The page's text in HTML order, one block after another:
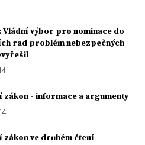
Vládní výbor pro nominace do
rad problém nebezpečných
zákon - informace a argumenty
zákon ve druhém čtení